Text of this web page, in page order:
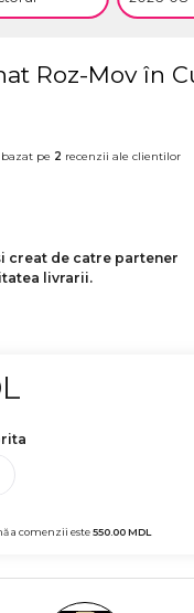
Roz-Mov în
bazat pe 2 recenzii ale clientilor
creat de catre partener
livrarii.
a comenzii este550.00MDL